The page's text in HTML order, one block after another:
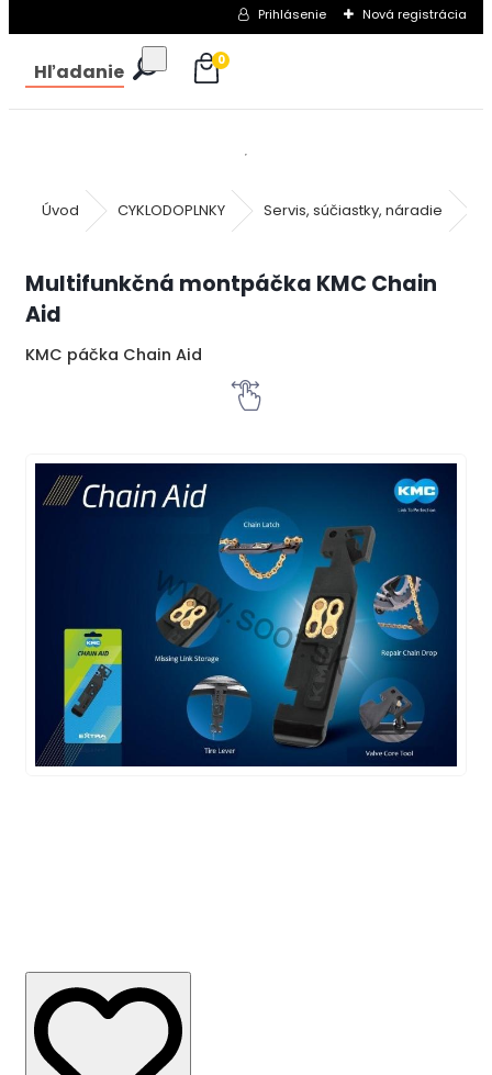
Prihlásenie Nová registrácia
Hľadanie 0
Úvod CYKLODOPLNKY Servis, súčiastky, náradie
Multifunkčná montpáčka KMC Chain
Aid
KMC páčka Chain Aid